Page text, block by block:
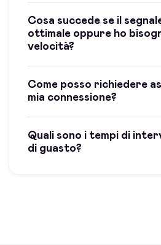
Cosa succede se il
ottimale oppure ho
velocità?
Come posso richiedere
mia connessione?
Quali sono i tempi di
di guasto?